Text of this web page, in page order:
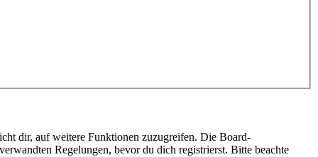
dir, auf weitere Funktionen zuzugreifen. Die Board-
Regelungen, bevor du dich registrierst. Bitte beachte